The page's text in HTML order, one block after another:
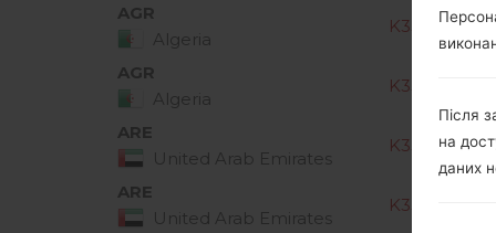
AGR
Algeria
AGR
Algeria
ARE
United Arab Emirates
ARE
United Arab Emirates
Після
на
даних